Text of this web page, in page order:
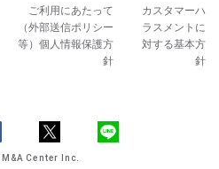
ご利用にあたって
（外部送信ポリシー
等）個人情報保護方
針
カスタマーハ
ラスメントに
対する基本方
針
Center Inc.